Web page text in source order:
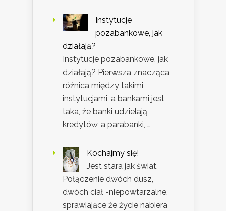
Instytucje
pozabankowe, jak
działają?
Instytucje pozabankowe, jak
działają? Pierwsza znacząca
różnica między takimi
instytucjami, a bankami jest
taka, że banki udzielają
kredytów, a parabanki, …
Kochajmy się!
Jest stara jak świat.
Połączenie dwóch dusz,
dwóch ciał -niepowtarzalne,
sprawiające że życie nabiera